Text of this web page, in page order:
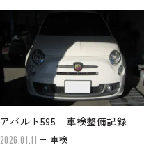
アバルト595 車検整備記録
2026.01.11 車検